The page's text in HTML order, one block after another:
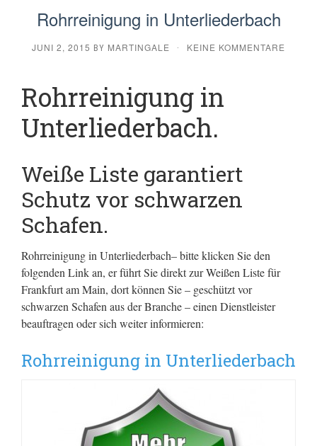
Rohrreinigung in Unterliederbach
JUNI 2, 2015 BY MARTINGALE · KEINE KOMMENTARE
Rohrreinigung in
Unterliederbach.
Weiße Liste garantiert
Schutz vor schwarzen
Schafen.
Rohrreinigung in Unterliederbach– bitte klicken Sie den
folgenden Link an, er führt Sie direkt zur Weißen Liste für
Frankfurt am Main, dort können Sie – geschützt vor
schwarzen Schafen aus der Branche – einen Dienstleister
beauftragen oder sich weiter informieren:
Rohrreinigung in Unterliederbach